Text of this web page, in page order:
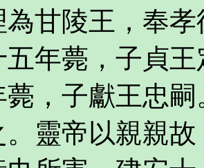
甘陵王，奉
年薨，子貞王
薨，子獻王忠
。靈帝以親親